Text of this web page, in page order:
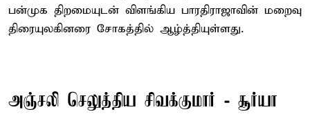
பன்முக திறமையுடன் விளங்கிய பாரதிராஜாவின் மறைவு
திரையுலகினரை சோகத்தில் ஆழ்த்தியுள்ளது.
அஞ்சலி செலுத்திய சிவக்குமார் - சூர்யா